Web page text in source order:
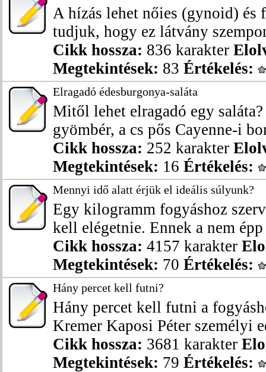
A hízás lehet nőies (gynoid) és
tudjuk, hogy ez látvány
Cikk hossza: 836 karakter
Megtekintések: 83 Értékelés:
Elragadó édesburgonya-saláta
Mitől lehet elragadó egy
gyömbér, a cs pős Cayenne-i
Cikk hossza: 252 karakter
Megtekintések: 16 Értékelés:
Mennyi idő alatt érjük el ideális súlyunk?
Egy kilogramm fogyáshoz
kell elégetnie. Ennek a nem
Cikk hossza: 4157 karakter
Megtekintések: 70 Értékelés:
Hány percet kell futni?
Hány percet kell futni a
Kremer Kaposi Péter személyi
Cikk hossza: 3681 karakter
Megtekintések: 79 Értékelés: